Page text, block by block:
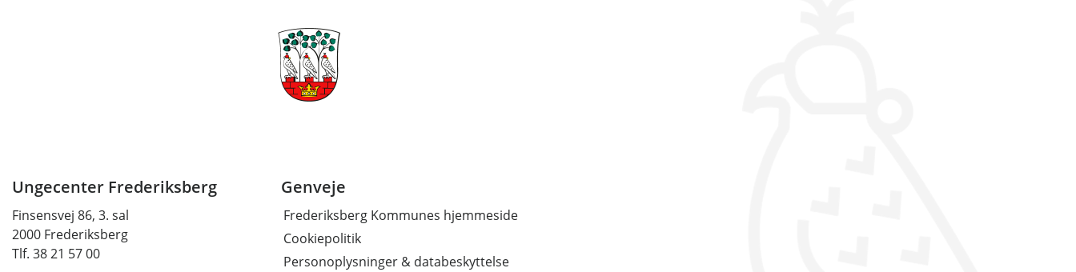
Ungecenter Frederiksberg
Finsensvej 86, 3. sal
2000 Frederiksberg
Tlf. 38 21 57 00
Genveje
Frederiksberg Kommunes hjemmeside
Cookiepolitik
Personoplysninger & databeskyttelse